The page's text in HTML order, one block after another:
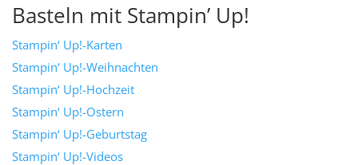
Basteln mit Stampin’ Up!
Stampin‘ Up!-Karten
Stampin‘ Up!-Weihnachten
Stampin‘ Up!-Hochzeit
Stampin‘ Up!-Ostern
Stampin‘ Up!-Geburtstag
Stampin‘ Up!-Videos